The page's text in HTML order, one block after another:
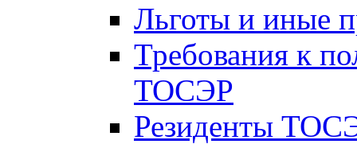
Льготы и иные
Требования к
ТОСЭР
Резиденты